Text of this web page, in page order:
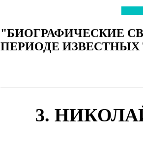
"БИОГРАФИЧЕСКИЕ
ПЕРИОДЕ
3.